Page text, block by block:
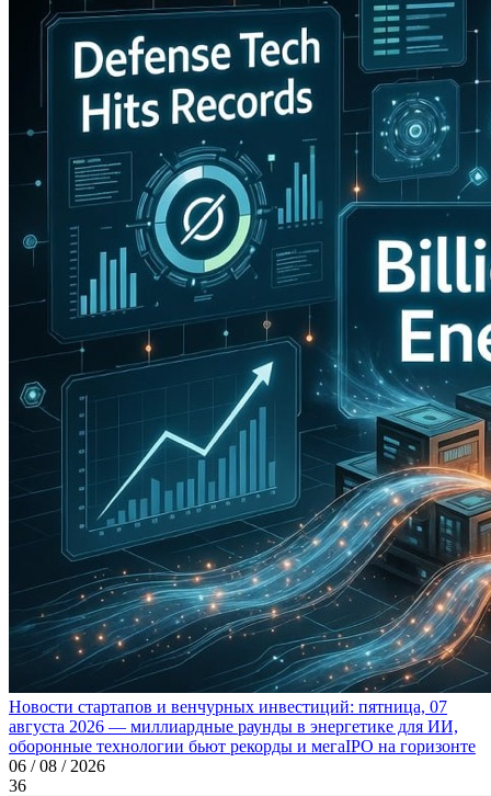
Новости стартапов и венчурных инвестиций: пятница, 07
августа 2026 — миллиардные раунды в энергетике для ИИ,
оборонные технологии бьют рекорды и мегаIPO на горизонте
06 / 08 / 2026
36